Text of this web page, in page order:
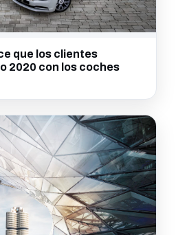
que los clientes
2020 con los coches